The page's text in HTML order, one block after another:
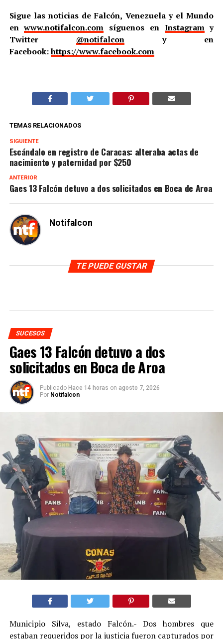
Sigue las noticias de Falcón, Venezuela y el Mundo
enwww.notifalcon.com síguenos en Instagramy
Twitter @notifalcony en
Facebook:https://www.facebook.com
TEMAS RELACIONADOS
SIGUIENTE
Escándalo en registro de Caracas: alteraba actas de
nacimiento y paternidad por $250
ANTERIOR
Gaes 13 Falcón detuvo a dos solicitados en Boca de Aroa
Notifalcon
TE PUEDE GUSTAR
SUCESOS
Gaes 13 Falcón detuvo a dos
solicitados en Boca de Aroa
Publicado Hace 14 horas on agosto 7, 2026
Por Notifalcon
Municipio Silva, estado Falcón.- Dos hombres que
estaban requeridos por la justicia fueron capturados por